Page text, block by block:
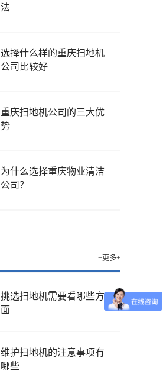
法
选择什么样的重庆扫地机
公司比较好
重庆扫地机公司的三大优
势
为什么选择重庆物业清洁
公司？
+更多+
挑选扫地机需要看哪些方
面
维护扫地机的注意事项有
哪些